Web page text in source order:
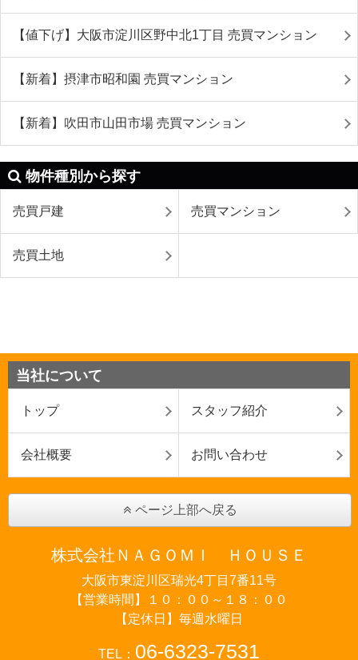
【値下げ】大阪市淀川区野中北1丁目 売買マンション
【新着】摂津市昭和園 売買マンション
【新着】吹田市山田市場 売買マンション
物件種別から探す
売買戸建 売買マンション
売買土地
当社について
トップ スタッフ紹介
会社概要 お問い合わせ
ページ上部へ戻る
株式会社ＮＡＧＯＭＩ ＨＯＵＳＥ
大阪市東淀川区瑞光4丁目7番11号
【営業時間】１０：００～１８：００
【定休日】毎週水曜日
TEL： 06-6323-7531